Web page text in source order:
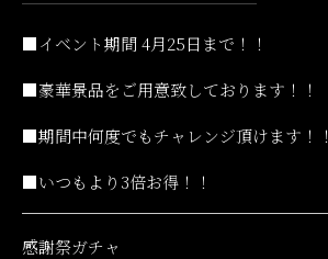
■イベント期間 4月25日まで！！
■豪華景品をご用意致しております！！
■期間中何度でもチャレンジ頂けます！！
■いつもより3倍お得！！
感謝祭ガチャ